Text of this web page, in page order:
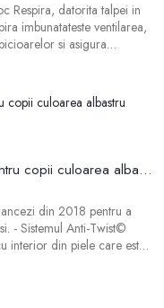
Respira, datorita talpei in
imbunatateste ventilarea,
si asigura
cu fermoar lateral si
este durabila si r
Pom D'api cizme din piele intoarsa pentru copii culoarea albastru marin
din 2018 pentru a
- Sistemul Anti-Twist©
interior din piele care este
si aparitia unui
este durabila si rezist